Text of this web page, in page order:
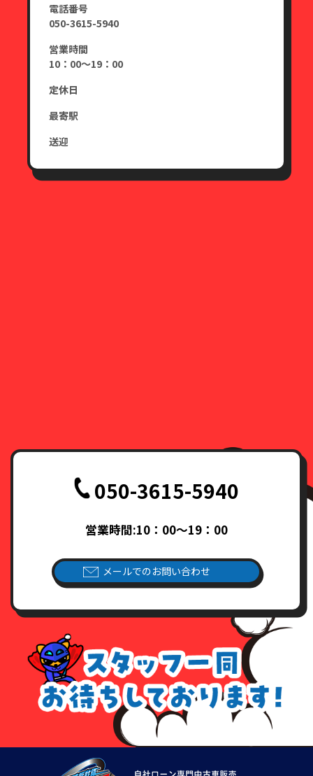
電話番号
050-3615-5940
営業時間
10：00～19：00
定休日
最寄駅
送迎
050-3615-5940
営業時間:10：00～19：00
メールでのお問い合わせ